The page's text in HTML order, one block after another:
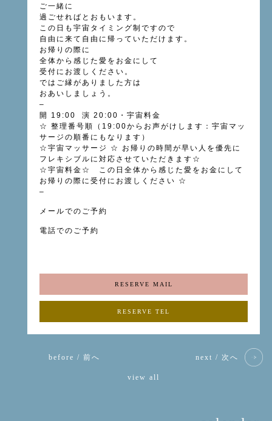
ご一緒に
過ごせればとおもいます。
この日も宇宙タイミング制ですので
自由に来て自由に帰っていただけます。
お帰りの際に
全体から感じた愛をお金にして
受付にお渡しください。
ではご縁がありました方は
おあいしましょう。
–
開 19:00 演 20:00・宇宙料金
☆ 整理番号順（19:00からお声がけします：宇宙マッ
サージの順番にもなります）
☆宇宙マッサージ ☆ お帰りの時間が早い人を優先に
フレキシブルに対応させていただきます☆
☆宇宙料金☆ この日全体から感じた愛をお金にして
お帰りの際に受付にお渡しください ☆
–
メールでのご予約
電話でのご予約
RESERVE MAIL
RESERVE TEL
before / 前へ next / 次へ
view all